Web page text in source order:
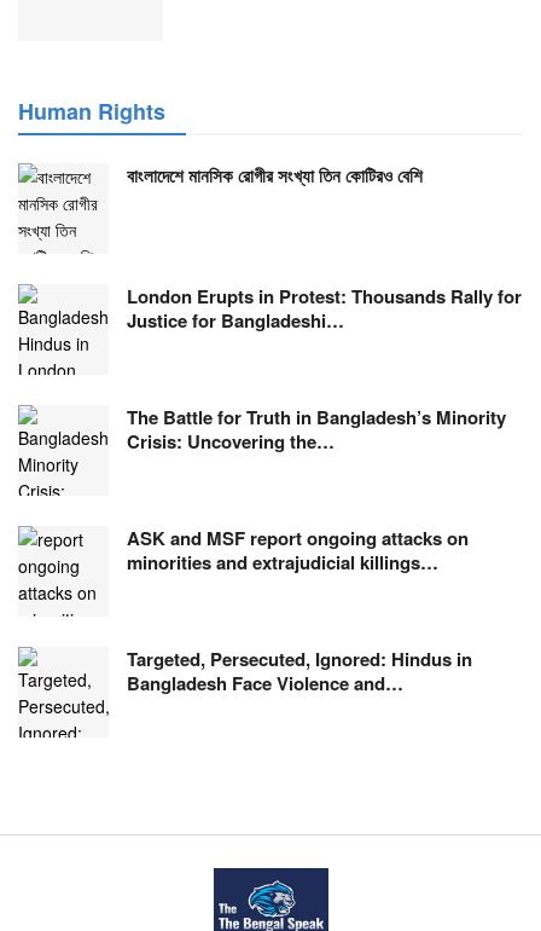
Human Rights
বাংলাদেশে মানসিক রোগীর সংখ্যা তিন কোটিরও বেশি
London Erupts in Protest: Thousands Rally for
Justice for Bangladeshi…
The Battle for Truth in Bangladesh’s Minority
Crisis: Uncovering the…
ASK and MSF report ongoing attacks on
minorities and extrajudicial killings…
Targeted, Persecuted, Ignored: Hindus in
Bangladesh Face Violence and…